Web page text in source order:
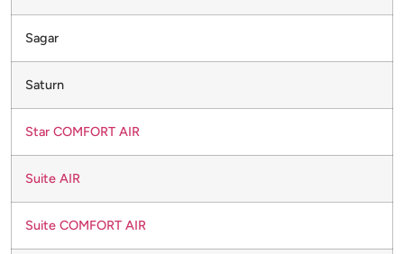
Sagar
Saturn
Star COMFORT AIR
Suite AIR
Suite COMFORT AIR